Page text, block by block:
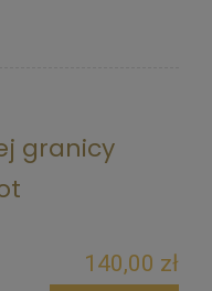
granicy
140,00 zł